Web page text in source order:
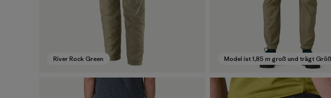
River Rock Green Model ist 1,85 m groß und trägt